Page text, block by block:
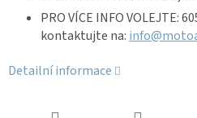
PRO VÍCE INFO VOLEJTE:
kontaktujte na:
Detailní informace